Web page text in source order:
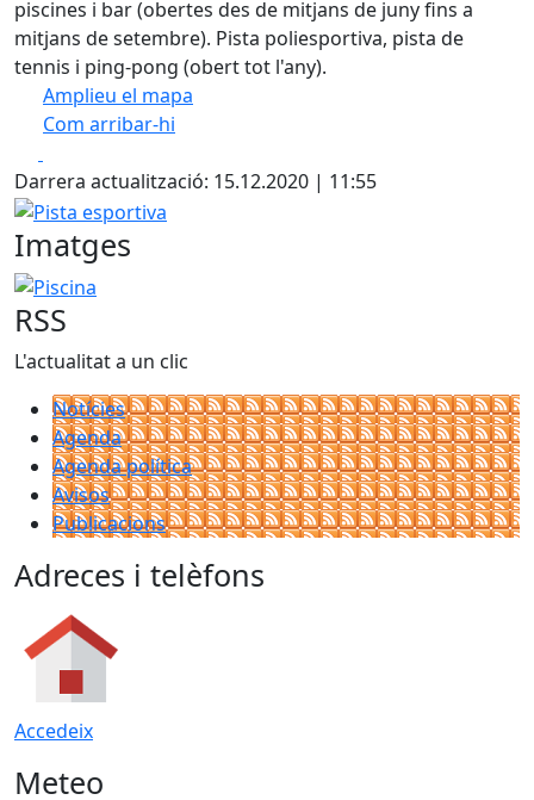
piscines i bar (obertes des de mitjans de juny fins a
mitjans de setembre). Pista poliesportiva, pista de
tennis i ping-pong (obert tot l'any).
Amplieu el mapa
Com arribar-hi
+
−
Darrera actualització: 15.12.2020 | 11:55
Pista esportiva
Imatges
Piscina
RSS
L'actualitat a un clic
Notícies
Agenda
Agenda política
Avisos
Publicacions
Adreces i telèfons
Accedeix
Meteo